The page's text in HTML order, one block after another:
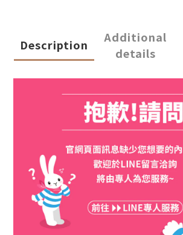
Description
Additional
details